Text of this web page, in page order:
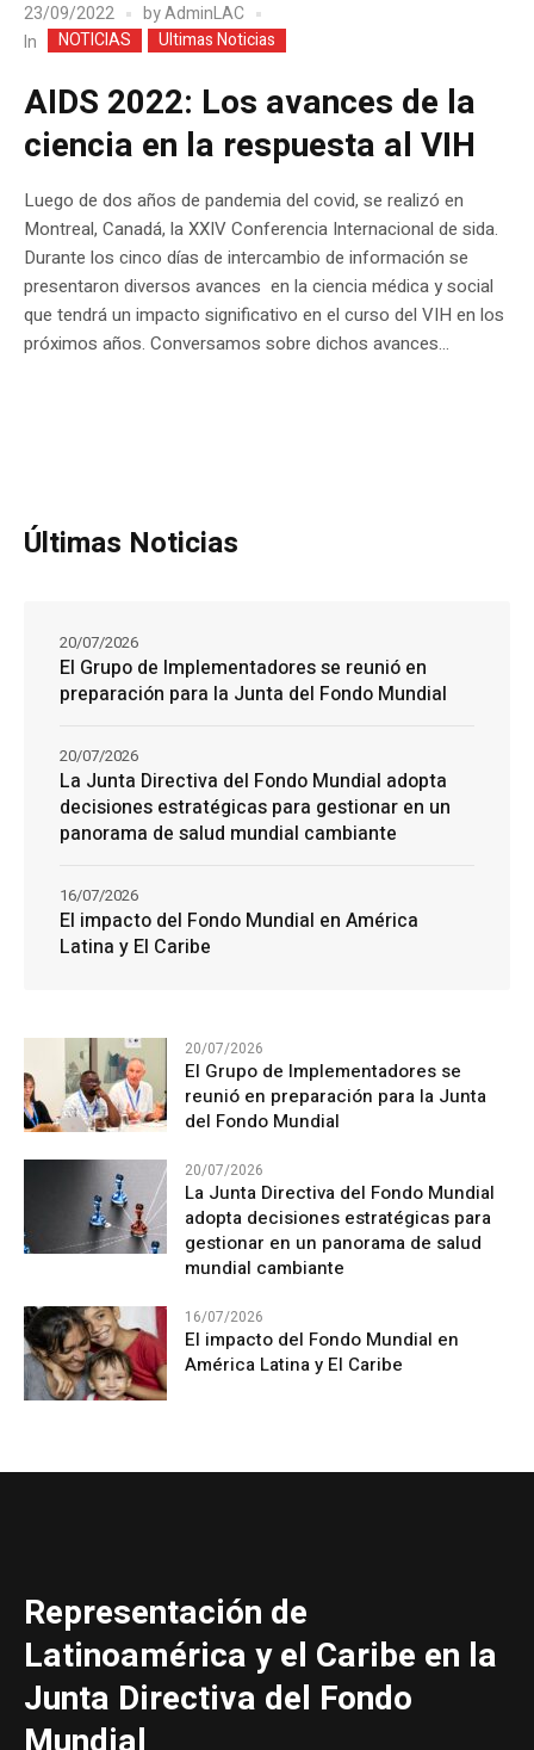
23/09/2022 byAdminLAC
In
NOTICIAS Ultimas Noticias
AIDS 2022: Los avances de la
ciencia en la respuesta al VIH
Luego de dos años de pandemia del covid, se realizó en
Montreal, Canadá, la XXIV Conferencia Internacional de sida.
Durante los cinco días de intercambio de información se
presentaron diversos avances en la ciencia médica y social
que tendrá un impacto significativo en el curso del VIH en los
próximos años. Conversamos sobre dichos avances...
Últimas Noticias
El Grupo de Implementadores se reunió en
preparación para la Junta del Fondo Mundial
20/07/2026
La Junta Directiva del Fondo Mundial adopta
decisiones estratégicas para gestionar en un
panorama de salud mundial cambiante
20/07/2026
El impacto del Fondo Mundial en América
Latina y El Caribe
16/07/2026
20/07/2026
El Grupo de Implementadores se
reunió en preparación para la Junta
del Fondo Mundial
20/07/2026
La Junta Directiva del Fondo Mundial
adopta decisiones estratégicas para
gestionar en un panorama de salud
mundial cambiante
16/07/2026
El impacto del Fondo Mundial en
América Latina y El Caribe
Representación de
Latinoamérica y el Caribe en la
Junta Directiva del Fondo